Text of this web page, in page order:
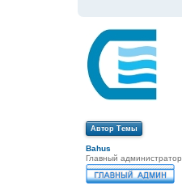
Автор Темы
Bahus
Главный администратор